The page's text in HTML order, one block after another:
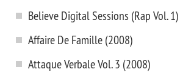
Believe Digital Sessions (Rap Vol.
Affaire De Famille (2008)
Attaque Verbale Vol. 3 (2008)